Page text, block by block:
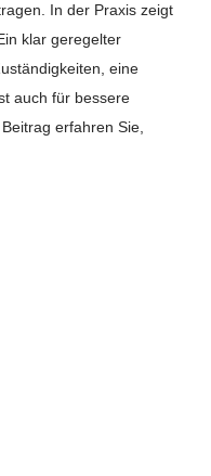
In der Praxis zeigt
klar geregelter
eine
auch für bessere
erfahren Sie,